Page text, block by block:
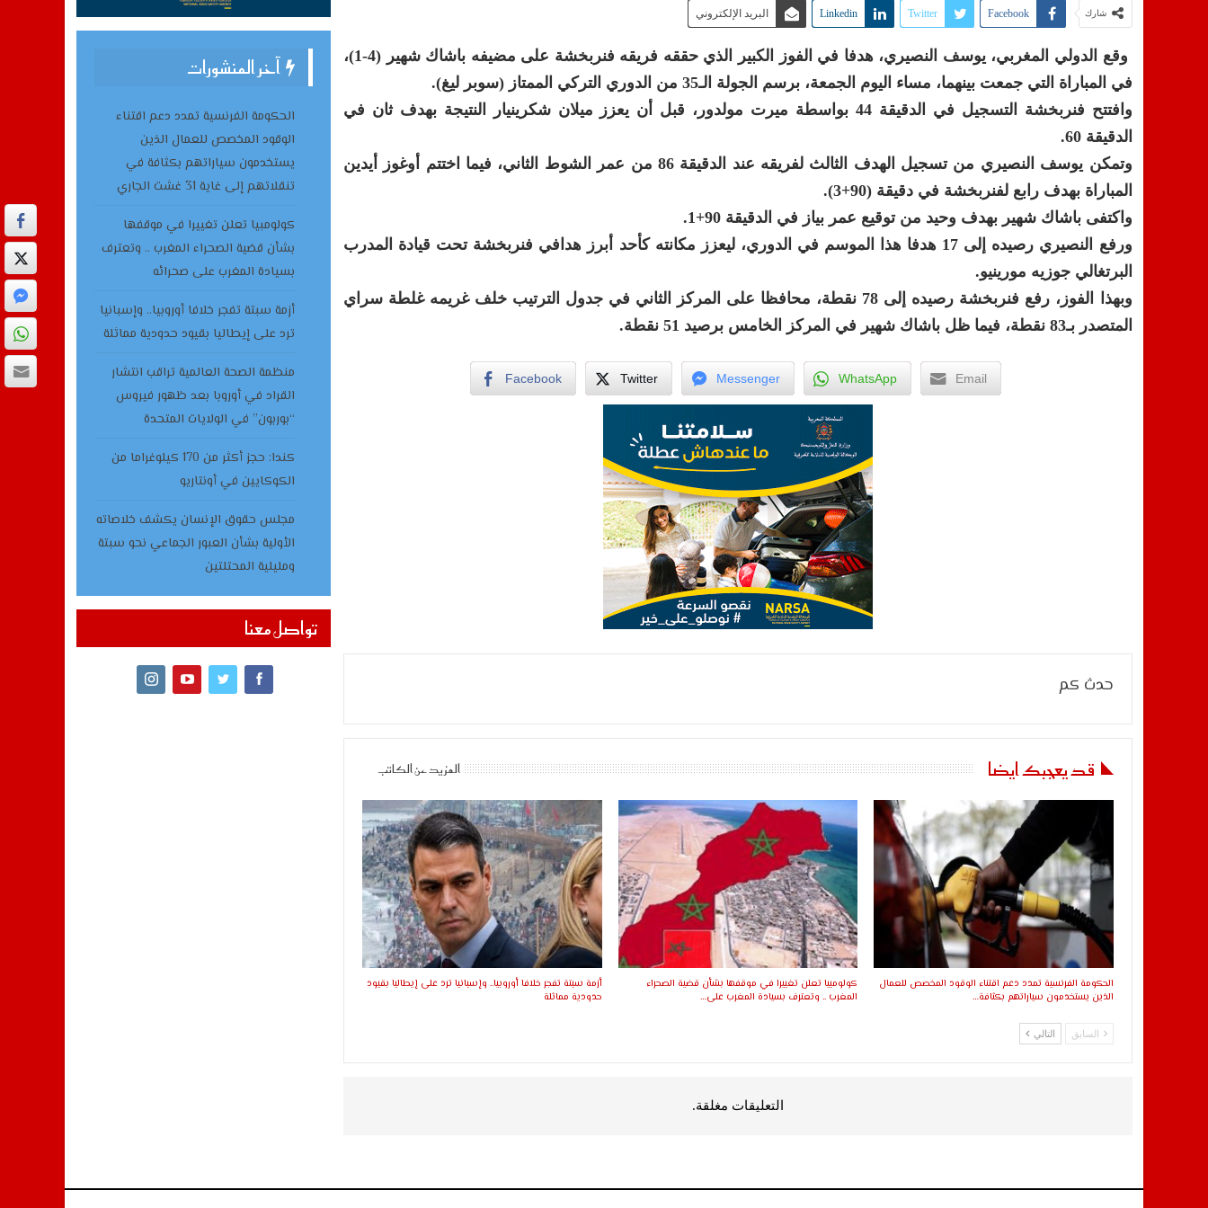
شارك Facebook
Twitter
Linkedin البريد الإلكتروني
وقع الدولي المغربي، يوسف النصيري، هدفا في الفوز الكبير الذي حققه فريقه فنربخشة على مضيفه باشاك شهير (4-1)،
في المباراة التي جمعت بينهما، مساء اليوم الجمعة، برسم الجولة الـ35 من الدوري التركي الممتاز (سوبر ليغ).
وافتتح فنربخشة التسجيل في الدقيقة 44 بواسطة ميرت مولدور، قبل أن يعزز ميلان شكرينيار النتيجة بهدف ثان في
الدقيقة 60.
وتمكن يوسف النصيري من تسجيل الهدف الثالث لفريقه عند الدقيقة 86 من عمر الشوط الثاني، فيما اختتم أوغوز أيدين
المباراة بهدف رابع لفنربخشة في دقيقة (90+3).
واكتفى باشاك شهير بهدف وحيد من توقيع عمر بياز في الدقيقة 90+1.
ورفع النصيري رصيده إلى 17 هدفا هذا الموسم في الدوري، ليعزز مكانته كأحد أبرز هدافي فنربخشة تحت قيادة المدرب
البرتغالي جوزيه مورينيو.
وبهذا الفوز، رفع فنربخشة رصيده إلى 78 نقطة، محافظا على المركز الثاني في جدول الترتيب خلف غريمه غلطة سراي
المتصدر بـ83 نقطة، فيما ظل باشاك شهير في المركز الخامس برصيد 51 نقطة.
Facebook Twitter Messenger WhatsApp Email
حدث كم
قد يعجبك ايضا المزيد عن الكاتب
الحكومة الفرنسية تمدد دعم اقتناء الوقود المخصص للعمال
الذين يستخدمون سياراتهم بكثافة…
كولومبيا تعلن تغييرا في موقفها بشأن قضية الصحراء
المغرب .. وتعترف بسيادة المغرب على…
أزمة سبتة تفجر خلافا أوروبيا.. وإسبانيا ترد على إيطاليا بقيود
حدودية مماثلة
السابق التالي
التعليقات مغلقة.
آخر المنشورات
الحكومة الفرنسية تمدد دعم اقتناء
الوقود المخصص للعمال الذين
يستخدمون سياراتهم بكثافة في
تنقلاتهم إلى غاية 31 غشت الجاري
كولومبيا تعلن تغييرا في موقفها
بشأن قضية الصحراء المغرب .. وتعترف
بسيادة المغرب على صحرائه
أزمة سبتة تفجر خلافا أوروبيا.. وإسبانيا
ترد على إيطاليا بقيود حدودية مماثلة
منظمة الصحة العالمية تراقب انتشار
القراد في أوروبا بعد ظهور فيروس
“بوربون” في الولايات المتحدة
كندا: حجز أكثر من 170 كيلوغراما من
الكوكايين في أونتاريو
مجلس حقوق الإنسان يكشف خلاصاته
الأولية بشأن العبور الجماعي نحو سبتة
ومليلية المحتلتين
تواصل معنا